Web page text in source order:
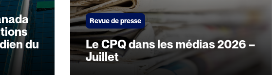
du
Revue de presse
Le CPQ dans les médias 2026 –
Juillet